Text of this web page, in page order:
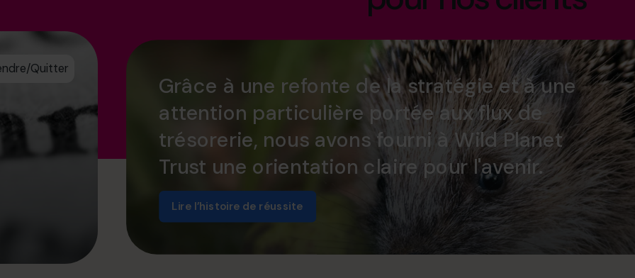
Quitter
Grâce à une refonte de la stratégie et à une
attention particulière portée aux flux de
trésorerie, nous avons fourni à Wild Planet
Trust une orientation claire pour l'avenir.
Lire l’histoire de réussite